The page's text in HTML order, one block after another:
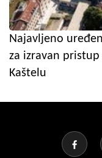
Najavljeno
za izravan
Kaštelu